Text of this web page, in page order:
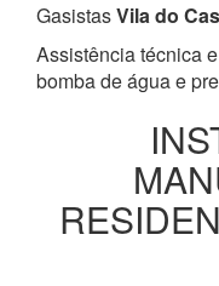
GasistasVila do
Assistência técnica
bomba de água e